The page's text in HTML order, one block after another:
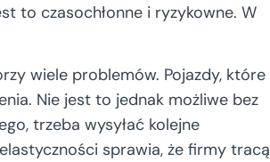
to czasochłonne i ryzykowne. W
wiele problemów. Pojazdy, które
Nie jest to jednak możliwe bez
trzeba wysyłać kolejne
sprawia, że firmy tracą